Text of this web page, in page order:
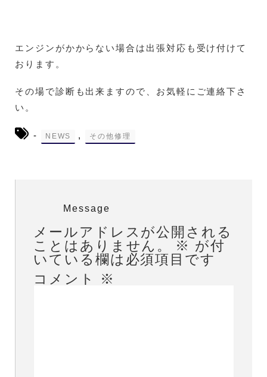
エンジンがかからない場合は出張対応も受け付けて
おります。
その場で診断も出来ますので、お気軽にご連絡下さ
い。
- NEWS , その他修理
Message
メールアドレスが公開される
ことはありません。
※ が付
いている欄は必須項目です
コメント
※